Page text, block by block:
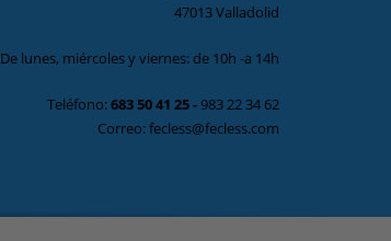
47013 Valladolid
De lunes, miércoles y viernes: de 10h -a 14h
Teléfono:683 50 41 25-983 22 34 62
Correo: fecless@fecless.com